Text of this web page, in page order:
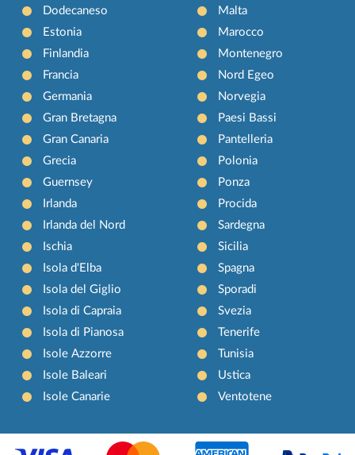
Dodecaneso
Estonia
Finlandia
Francia
Germania
Gran Bretagna
Gran Canaria
Grecia
Guernsey
Irlanda
Irlanda del Nord
Ischia
Isola d'Elba
Isola del Giglio
Isola di Capraia
Isola di Pianosa
Isole Azzorre
Isole Baleari
Isole Canarie
Malta
Marocco
Montenegro
Nord Egeo
Norvegia
Paesi Bassi
Pantelleria
Polonia
Ponza
Procida
Sardegna
Sicilia
Spagna
Sporadi
Svezia
Tenerife
Tunisia
Ustica
Ventotene